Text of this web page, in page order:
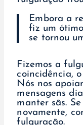
Embora a
fiz um
se tornou
Fizemos a
coincidência,
Nós nos
mensagens
manter sãs.
novamente,
fulguração.